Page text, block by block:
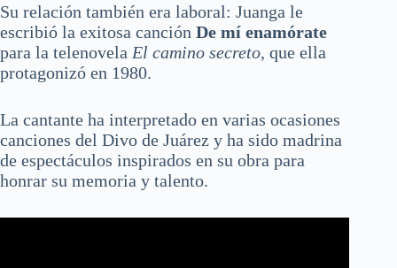
Su relación también era laboral: Juanga le
escribió la exitosa canción De mí enamórate
para la telenovela El camino secreto, que ella
protagonizó en 1980.
La cantante ha interpretado en varias ocasiones
canciones del Divo de Juárez y ha sido madrina
de espectáculos inspirados en su obra para
honrar su memoria y talento.